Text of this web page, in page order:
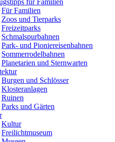
für Familien
Für Familien
Zoos und Tierparks
Freizeitparks
Schmalspurbahnen
Park- und Pioniereisenbahnen
Sommerrodelbahnen
Planetarien und Sternwarten
Burgen und Schlösser
Klosteranlagen
Ruinen
Parks und Gärten
Kultur
Freilichtmuseum